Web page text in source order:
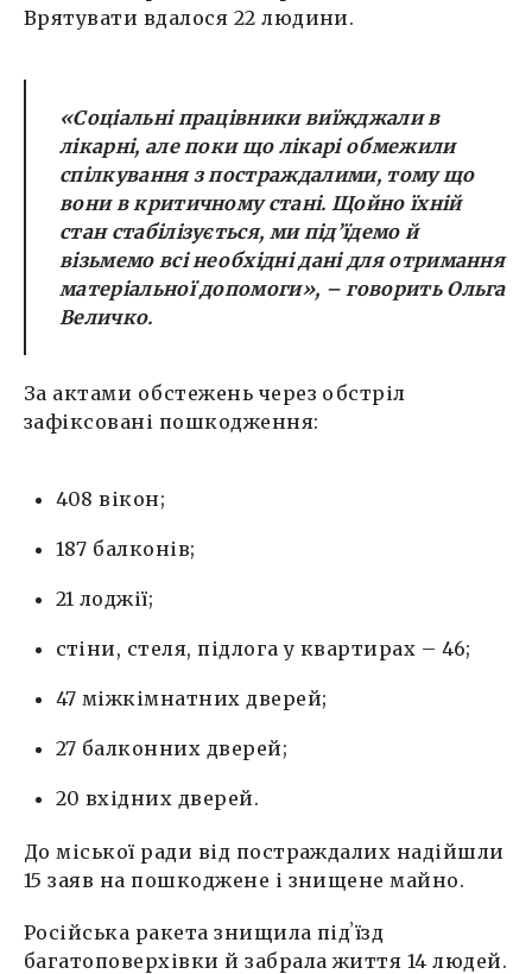
Врятувати вдалося 22 людини.
«Соціальні працівники виїжджали в
лікарні, але поки що лікарі обмежили
спілкування з постраждалими, тому що
вони в критичному стані. Щойно їхній
стан стабілізується, ми під’їдемо й
візьмемо всі необхідні дані для отримання
матеріальної допомоги», –говорить Ольга
Величко.
За актами обстежень через обстріл
зафіксовані пошкодження:
408 вікон;
187 балконів;
21 лоджії;
стіни, стеля, підлога у квартирах – 46;
47 міжкімнатних дверей;
27 балконних дверей;
20 вхідних дверей.
До міської ради від постраждалих надійшли
15 заяв на пошкоджене і знищене майно.
Російська ракета знищила підʼїзд
багатоповерхівки й забрала життя 14 людей.